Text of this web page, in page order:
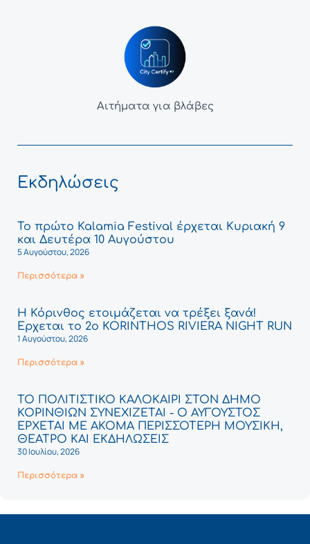
Αιτήματα για βλάβες
Εκδηλώσεις
Το πρώτο Kalamia Festival έρχεται Κυριακή 9
και Δευτέρα 10 Αυγούστου
5 Αυγούστου, 2026
Περισσότερα »
Η Κόρινθος ετοιμάζεται να τρέξει ξανά!
Έρχεται το 2ο KORINTHOS RIVIERA NIGHT RUN
1 Αυγούστου, 2026
Περισσότερα »
ΤΟ ΠΟΛΙΤΙΣΤΙΚΟ ΚΑΛΟΚΑΙΡΙ ΣΤΟΝ ΔΗΜΟ
ΚΟΡΙΝΘΙΩΝ ΣΥΝΕΧΙΖΕΤΑΙ - Ο ΑΥΓΟΥΣΤΟΣ
ΕΡΧΕΤΑΙ ΜΕ ΑΚΟΜΑ ΠΕΡΙΣΣΟΤΕΡΗ ΜΟΥΣΙΚΗ,
ΘΕΑΤΡΟ ΚΑΙ ΕΚΔΗΛΩΣΕΙΣ
30 Ιουλίου, 2026
Περισσότερα »